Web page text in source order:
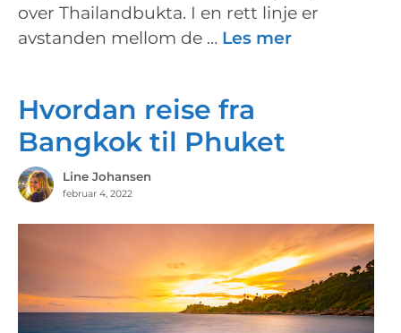
over Thailandbukta. I en rett linje er
avstanden mellom de … Les mer
Hvordan reise fra
Bangkok til Phuket
Line Johansen
februar 4, 2022